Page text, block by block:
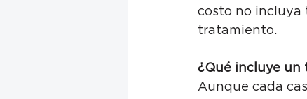
costo no incluya
tratamiento.
¿Qué incluye
Aunque cada